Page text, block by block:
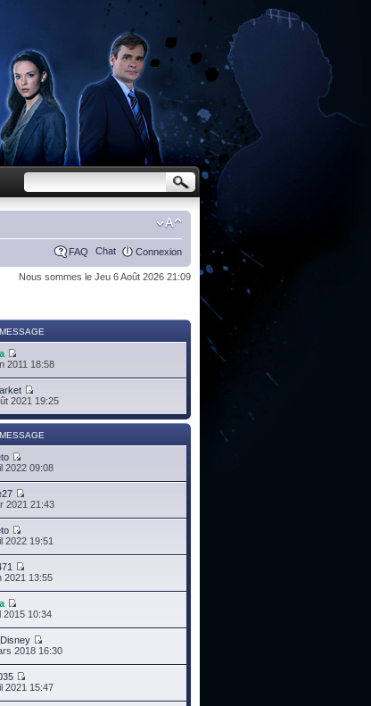
FAQ Chat Connexion
Nous sommes le Jeu 6 Août 2026 21:09
2011 18:58
2021 19:25
2022 09:08
2021 21:43
2022 19:51
2021 13:55
2015 10:34
2018 16:30
2021 15:47